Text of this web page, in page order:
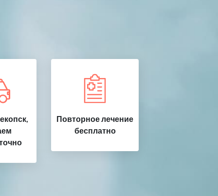
Повторное лечение
бесплатно